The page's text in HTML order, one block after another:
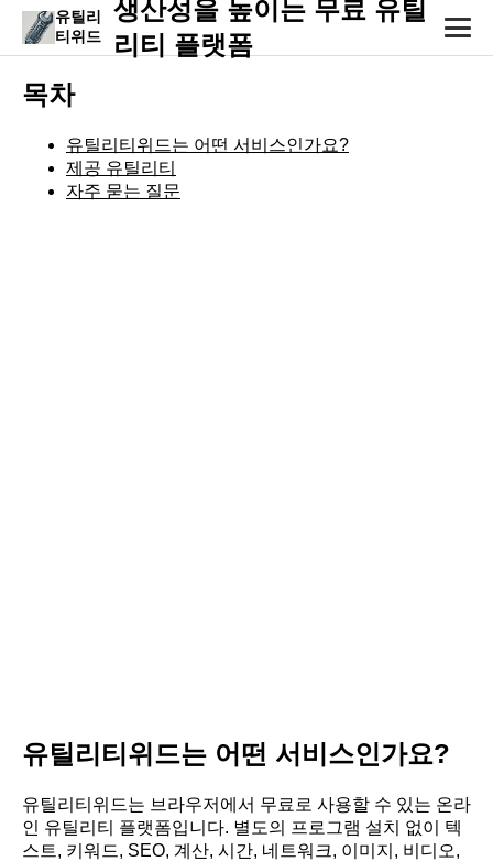
유틸리
티위드
생산성을 높이는 무료 유틸
리티 플랫폼
목차
유틸리티위드는 어떤 서비스인가요?
제공 유틸리티
자주 묻는 질문
유틸리티위드는 어떤 서비스인가요?
유틸리티위드는 브라우저에서 무료로 사용할 수 있는 온라
인 유틸리티 플랫폼입니다. 별도의 프로그램 설치 없이 텍
스트, 키워드, SEO, 계산, 시간, 네트워크, 이미지, 비디오,